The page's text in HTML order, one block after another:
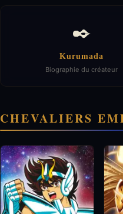
✒️
Kurumada
Biographie du créateur
CHEVALIERS